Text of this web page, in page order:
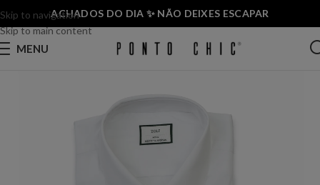
Skip to navigation
Skip to main content
ACHADOS DO DIA ✨ NÃO DEIXES ESCAPAR
MENU